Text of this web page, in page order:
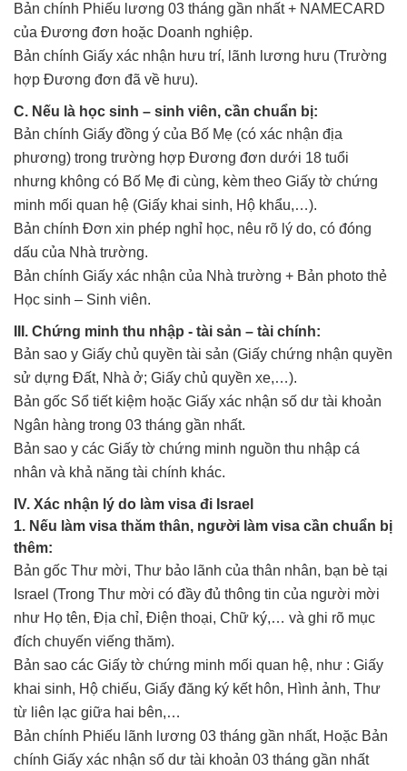
Bản chính Phiếu lương 03 tháng gần nhất + NAMECARD
của Đương đơn hoặc Doanh nghiệp.
Bản chính Giấy xác nhận hưu trí, lãnh lương hưu (Trường
hợp Đương đơn đã về hưu).
C. Nếu là học sinh – sinh viên, cần chuẩn bị:
Bản chính Giấy đồng ý của Bố Mẹ (có xác nhận địa
phương) trong trường hợp Đương đơn dưới 18 tuổi
nhưng không có Bố Mẹ đi cùng, kèm theo Giấy tờ chứng
minh mối quan hệ (Giấy khai sinh, Hộ khẩu,…).
Bản chính Đơn xin phép nghỉ học, nêu rõ lý do, có đóng
dấu của Nhà trường.
Bản chính Giấy xác nhận của Nhà trường + Bản photo thẻ
Học sinh – Sinh viên.
III. Chứng minh thu nhập - tài sản – tài chính:
Bản sao y Giấy chủ quyền tài sản (Giấy chứng nhận quyền
sử dựng Đất, Nhà ở; Giấy chủ quyền xe,…).
Bản gốc Sổ tiết kiệm hoặc Giấy xác nhận số dư tài khoản
Ngân hàng trong 03 tháng gần nhất.
Bản sao y các Giấy tờ chứng minh nguồn thu nhập cá
nhân và khả năng tài chính khác.
IV. Xác nhận lý do làm visa đi Israel
1. Nếu làm visa thăm thân, người làm visa cần chuẩn bị
thêm:
Bản gốc Thư mời, Thư bảo lãnh của thân nhân, bạn bè tại
Israel (Trong Thư mời có đầy đủ thông tin của người mời
như Họ tên, Địa chỉ, Điện thoại, Chữ ký,… và ghi rõ mục
đích chuyến viếng thăm).
Bản sao các Giấy tờ chứng minh mối quan hệ, như : Giấy
khai sinh, Hộ chiếu, Giấy đăng ký kết hôn, Hình ảnh, Thư
từ liên lạc giữa hai bên,…
Bản chính Phiếu lãnh lương 03 tháng gần nhất, Hoặc Bản
chính Giấy xác nhận số dư tài khoản 03 tháng gần nhất